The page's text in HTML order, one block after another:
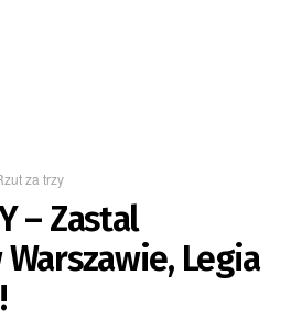
za trzy
– Zastal
Legia